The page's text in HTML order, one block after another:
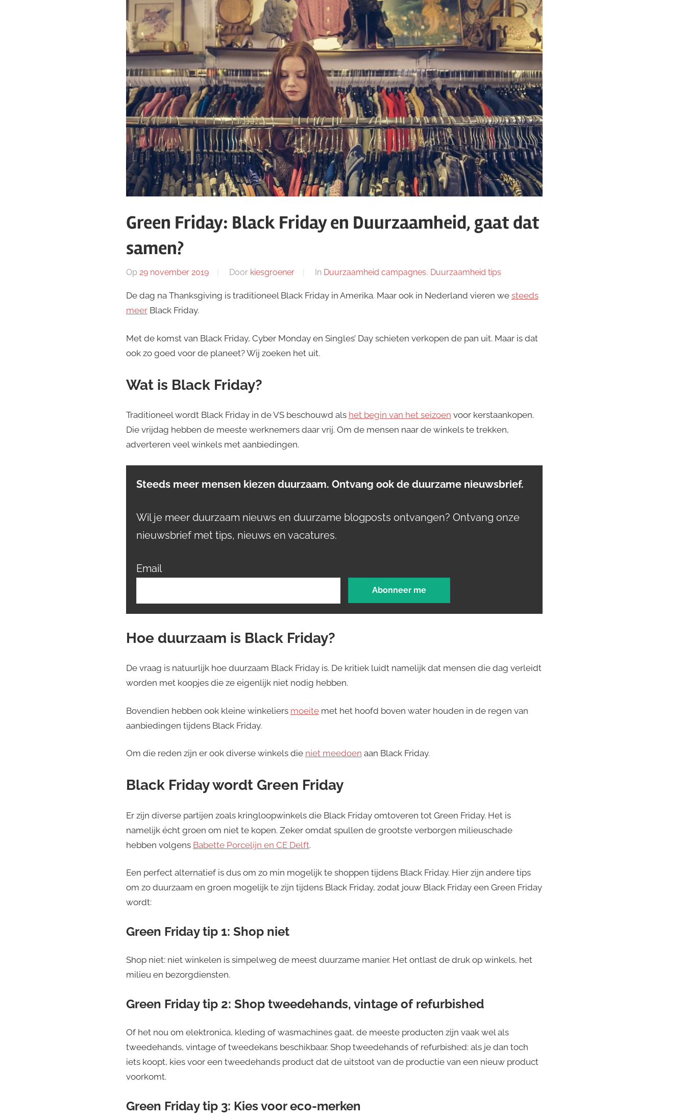
Green Friday: Black Friday en Duurzaamheid, gaat dat
samen?
Op 29 november 2019 Door kiesgroener In Duurzaamheid campagnes, Duurzaamheid tips
De dag na Thanksgiving is traditioneel Black Friday in Amerika. Maar ook in Nederland vieren we steeds
meerBlack Friday.
Met de komst van Black Friday, Cyber Monday en Singles’ Day schieten verkopen de pan uit. Maar is dat
ook zo goed voor de planeet? Wij zoeken het uit.
Wat is Black Friday?
Traditioneel wordt Black Friday in de VS beschouwd als het begin van het seizoen voor kerstaankopen.
Die vrijdag hebben de meeste werknemers daar vrij. Om de mensen naar de winkels te trekken,
adverteren veel winkels met aanbiedingen.
Steeds meer mensen kiezen duurzaam. Ontvang ook de duurzame nieuwsbrief.
Wil je meer duurzaam nieuws en duurzame blogposts ontvangen? Ontvang onze
nieuwsbrief met tips, nieuws en vacatures.
Email
Hoe duurzaam is Black Friday?
De vraag is natuurlijk hoe duurzaam Black Friday is. De kritiek luidt namelijk dat mensen die dag verleidt
worden met koopjes die ze eigenlijk niet nodig hebben.
Bovendien hebben ook kleine winkeliers moeitemet het hoofd boven water houden in de regen van
aanbiedingen tijdens Black Friday.
Om die reden zijn er ook diverse winkels die niet meedoen aan Black Friday.
Black Friday wordt Green Friday
Er zijn diverse partijen zoals kringloopwinkels die Black Friday omtoveren tot Green Friday. Het is
namelijk écht groen om niet te kopen. Zeker omdat spullen de grootste verborgen milieuschade
hebben volgens Babette Porcelijn en CE Delft.
Een perfect alternatief is dus om zo min mogelijk te shoppen tijdens Black Friday. Hier zijn andere tips
om zo duurzaam en groen mogelijk te zijn tijdens Black Friday, zodat jouw Black Friday een Green Friday
wordt:
Green Friday tip 1: Shop niet
Shop niet: niet winkelen is simpelweg de meest duurzame manier. Het ontlast de druk op winkels, het
milieu en bezorgdiensten.
Green Friday tip 2: Shop tweedehands, vintage of refurbished
Of het nou om elektronica, kleding of wasmachines gaat, de meeste producten zijn vaak wel als
tweedehands, vintage of tweedekans beschikbaar. Shop tweedehands of refurbished: als je dan toch
iets koopt, kies voor een tweedehands product dat de uitstoot van de productie van een nieuw product
voorkomt.
Green Friday tip 3: Kies voor eco-merken